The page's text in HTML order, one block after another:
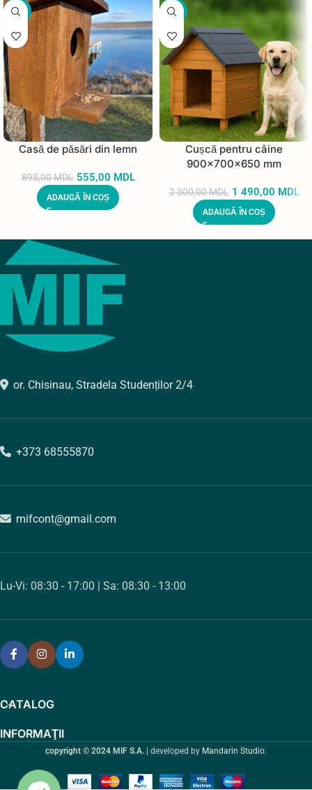
-38%
Casă de păsări din lemn
895,00MDL 555,00 MDL
ADAUGĂ ÎN COȘ
-35%
Cușcă pentru câine
900×700×650 mm
2 300,00MDL 1 490,00 MDL
ADAUGĂ ÎN COȘ
or. Chisinau, Stradela Studenților 2/4
+373 68555870
mifcont@gmail.com
Lu-Vi: 08:30 - 17:00 | Sa: 08:30 - 13:00
CATALOG
INFORMAŢII
copyright © 2024 MIF S.A. | developed by Mandarin Studio.